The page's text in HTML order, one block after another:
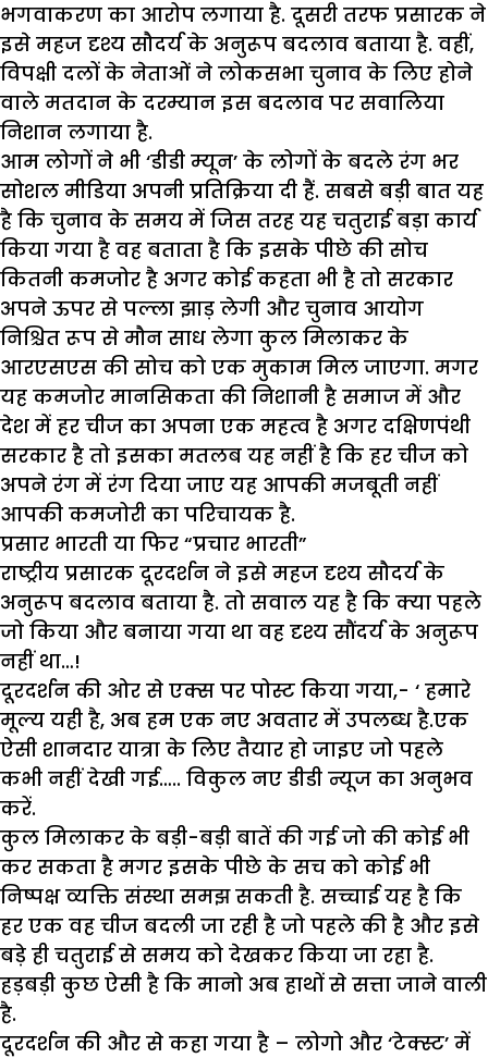
भगवाकरण का आरोप लगाया है. दूसरी तरफ प्रसारक ने
इसे महज दृश्य सौदर्य के अनुरूप बदलाव बताया है. वहीं,
विपक्षी दलों के नेताओं ने लोकसभा चुनाव के लिए होने
वाले मतदान के दरम्यान इस बदलाव पर सवालिया
निशान लगाया है.
आम लोगों ने भी ‘डीडी म्यून’ के लोगों के बदले रंग भर
सोशल मीडिया अपनी प्रतिक्रिया दी हैं. सबसे बड़ी बात यह
है कि चुनाव के समय में जिस तरह यह चतुराई बड़ा कार्य
किया गया है वह बताता है कि इसके पीछे की सोच
कितनी कमजोर है अगर कोई कहता भी है तो सरकार
अपने ऊपर से पल्ला झाड़ लेगी और चुनाव आयोग
निश्चित रूप से मौन साध लेगा कुल मिलाकर के
आरएसएस की सोच को एक मुकाम मिल जाएगा. मगर
यह कमजोर मानसिकता की निशानी है समाज में और
देश में हर चीज का अपना एक महत्व है अगर दक्षिणपंथी
सरकार है तो इसका मतलब यह नहीं है कि हर चीज को
अपने रंग में रंग दिया जाए यह आपकी मजबूती नहीं
आपकी कमजोरी का परिचायक है.
प्रसार भारती या फिर “प्रचार भारती”
राष्ट्रीय प्रसारक दूरदर्शन ने इसे महज दृश्य सौदर्य के
अनुरूप बदलाव बताया है. तो सवाल यह है कि क्या पहले
जो किया और बनाया गया था वह दृश्य सौंदर्य के अनुरूप
नहीं था…!
दूरदर्शन की ओर से एक्स पर पोस्ट किया गया,- ‘ हमारे
मूल्य यही है, अब हम एक नए अवतार में उपलब्ध है.एक
ऐसी शानदार यात्रा के लिए तैयार हो जाइए जो पहले
कभी नहीं देखी गई….. विकुल नए डीडी न्यूज का अनुभव
करें.
कुल मिलाकर के बड़ी-बड़ी बातें की गई जो की कोई भी
कर सकता है मगर इसके पीछे के सच को कोई भी
निष्पक्ष व्यक्ति संस्था समझ सकती है. सच्चाई यह है कि
हर एक वह चीज बदली जा रही है जो पहले की है और इसे
बड़े ही चतुराई से समय को देखकर किया जा रहा है.
हड़बड़ी कुछ ऐसी है कि मानो अब हाथों से सत्ता जाने वाली
है.
दूरदर्शन की और से कहा गया है – लोगो और ‘टेक्स्ट’ में